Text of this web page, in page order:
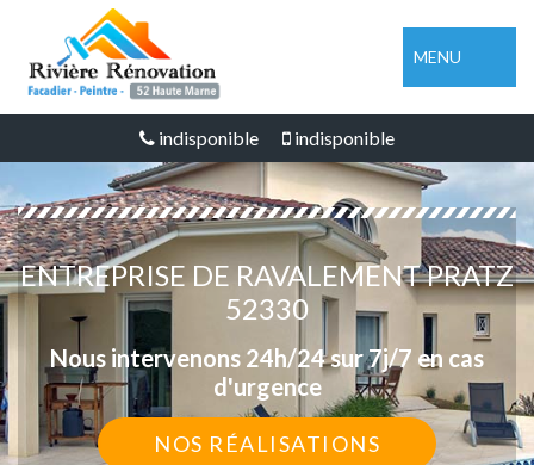
MENU
indisponible indisponible
ENTREPRISE DE RAVALEMENT PRATZ
52330
Nous intervenons 24h/24 sur 7j/7 en cas
d'urgence
NOS RÉALISATIONS